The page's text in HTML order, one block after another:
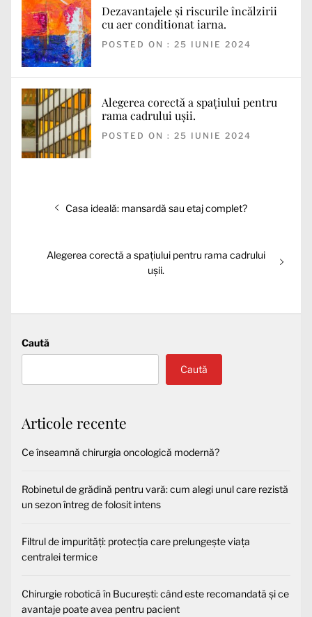
Dezavantajele și riscurile încălzirii
cu aer conditionat iarna.
POSTED ON : 25 IUNIE 2024
Alegerea corectă a spațiului pentru
rama cadrului ușii.
POSTED ON : 25 IUNIE 2024
Articolul
Casa ideală: mansardă sau etaj complet?
Articolul
Alegerea corectă a spațiului pentru rama cadrului
ușii.
Caută
Caută
Articole recente
Ce înseamnă chirurgia oncologică modernă?
Robinetul de grădină pentru vară: cum alegi unul care rezistă
un sezon întreg de folosit intens
Filtrul de impurități: protecția care prelungește viața
centralei termice
Chirurgie robotică în București: când este recomandată și ce
avantaje poate avea pentru pacient